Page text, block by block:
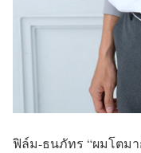
ฟิล์ม-ธนภัทร “ผมโตม